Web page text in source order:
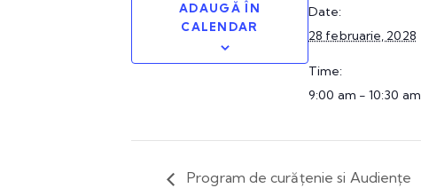
ADAUGĂ ÎN
CALENDAR
Date:
28 februarie, 2028
Time:
9:00 am - 10:30 am
Program de curățenie si Audiențe